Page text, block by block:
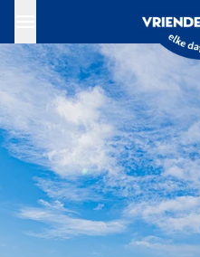
Ga naar de hoofdinhoud